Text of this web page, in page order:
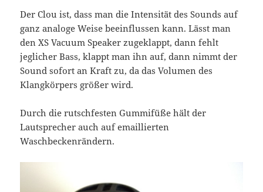
Der Clou ist, dass man die Intensität des Sounds auf
ganz analoge Weise beeinflussen kann. Lässt man
den XS Vacuum Speaker zugeklappt, dann fehlt
jeglicher Bass, klappt man ihn auf, dann nimmt der
Sound sofort an Kraft zu, da das Volumen des
Klangkörpers größer wird.
Durch die rutschfesten Gummifüße hält der
Lautsprecher auch auf emaillierten
Waschbeckenrändern.